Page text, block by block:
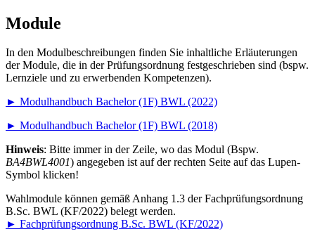
Module
In den Modulbeschreibungen finden Sie inhaltliche Erläuterungen
der Module, die in der Prüfungsordnung festgeschrieben sind (bspw.
Lernziele und zu erwerbenden Kompetenzen).
► Modulhandbuch Bachelor (1F) BWL (2022)
► Modulhandbuch Bachelor (1F) BWL (2018)
Hinweis: Bitte immer in der Zeile, wo das Modul (Bspw.
BA4BWL4001) angegeben ist auf der rechten Seite auf das Lupen-
Symbol klicken!
Wahlmodule können gemäß Anhang 1.3 der Fachprüfungsordnung
B.Sc. BWL (KF/2022) belegt werden.
► Fachprüfungsordnung B.Sc. BWL (KF/2022)